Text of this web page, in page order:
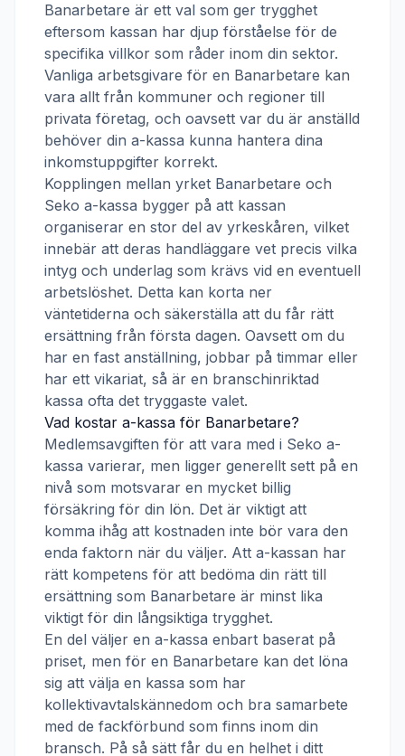
Banarbetare är ett val som ger trygghet
eftersom kassan har djup förståelse för de
specifika villkor som råder inom din sektor.
Vanliga arbetsgivare för en Banarbetare kan
vara allt från kommuner och regioner till
privata företag, och oavsett var du är anställd
behöver din a-kassa kunna hantera dina
inkomstuppgifter korrekt.
Kopplingen mellan yrket Banarbetare och
Seko a-kassa bygger på att kassan
organiserar en stor del av yrkeskåren, vilket
innebär att deras handläggare vet precis vilka
intyg och underlag som krävs vid en eventuell
arbetslöshet. Detta kan korta ner
väntetiderna och säkerställa att du får rätt
ersättning från första dagen. Oavsett om du
har en fast anställning, jobbar på timmar eller
har ett vikariat, så är en branschinriktad
kassa ofta det tryggaste valet.
Vad kostar a-kassa för Banarbetare?
Medlemsavgiften för att vara med i Seko a-
kassa varierar, men ligger generellt sett på en
nivå som motsvarar en mycket billig
försäkring för din lön. Det är viktigt att
komma ihåg att kostnaden inte bör vara den
enda faktorn när du väljer. Att a-kassan har
rätt kompetens för att bedöma din rätt till
ersättning som Banarbetare är minst lika
viktigt för din långsiktiga trygghet.
En del väljer en a-kassa enbart baserat på
priset, men för en Banarbetare kan det löna
sig att välja en kassa som har
kollektivavtalskännedom och bra samarbete
med de fackförbund som finns inom din
bransch. På så sätt får du en helhet i ditt